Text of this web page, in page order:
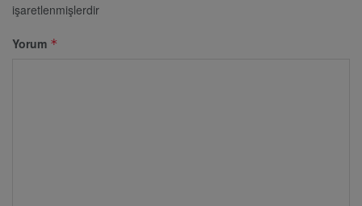
işaretlenmişlerdir
Yorum *